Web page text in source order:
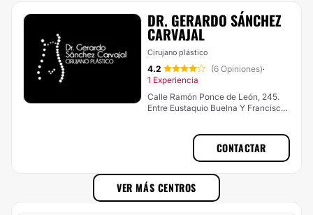
DR. GERARDO SÁNCHEZ
CARVAJAL
Cirujano plástico
4.2 (6 Opiniones)·
1 Experiencia
Calle Ramón Ponce de León, 245.
Entre Eustaquio Buelna Y Francisco
CONTACTAR
VER MÁS CENTROS